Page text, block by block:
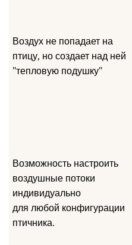
Воздух не попадает на
птицу, но создает над ней
"тепловую подушку"
Возможность настроить
воздушные потоки
индивидуально
для любой конфигурации
птичника.